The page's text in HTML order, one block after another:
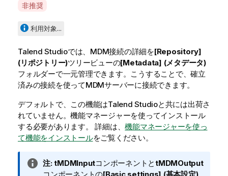
A
a
l
a
b
i
i
t
y
-
n
非推奨
利用対象...
Talend Studioでは、MDM接続の詳細を[Repository]
(リポジトリー)ツリービューの[Metadata] (メタデータ)
フォルダーで一元管理できます。こうすることで、確立
済みの接続を使ってMDMサーバーに接続できます。
デフォルトで、この機能はTalend Studioと共には出荷さ
れていません。機能マネージャーを使ってインストール
する必要があります。詳細は、機能マネージャーを使っ
て機能をインストールをご覧ください。
情
注:tMDMInputコンポーネントとtMDMOutput